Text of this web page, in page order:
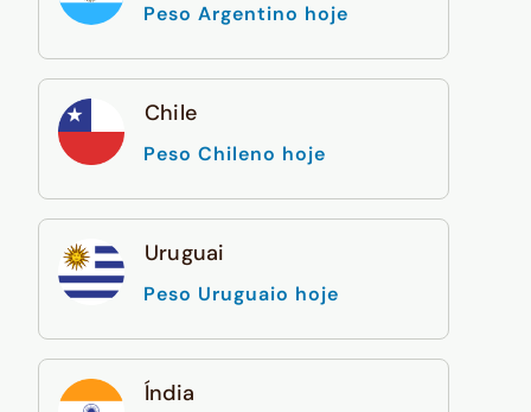
Peso Argentino hoje
Chile
Peso Chileno hoje
Uruguai
Peso Uruguaio hoje
Índia